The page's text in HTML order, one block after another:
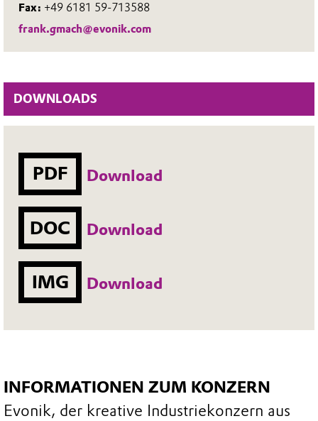
Fax: +49 6181 59-713588
frank.gmach@evonik.com
DOWNLOADS
PDF Download
DOC Download
IMG Download
INFORMATIONEN ZUM KONZERN
Evonik, der kreative Industriekonzern aus